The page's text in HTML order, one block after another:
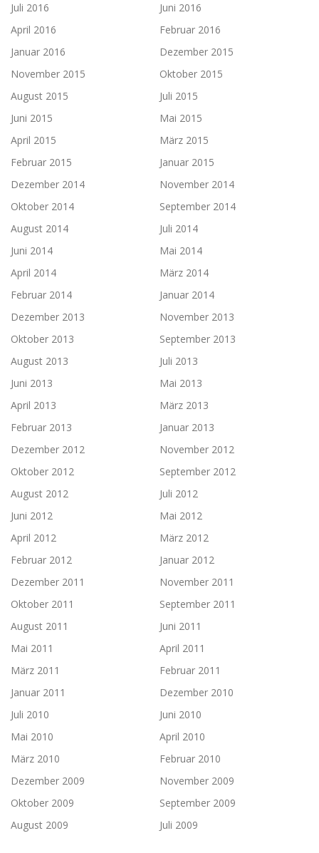
Juli 2016
Juni 2016
April 2016
Februar 2016
Januar 2016
Dezember 2015
November 2015
Oktober 2015
August 2015
Juli 2015
Juni 2015
Mai 2015
April 2015
März 2015
Februar 2015
Januar 2015
Dezember 2014
November 2014
Oktober 2014
September 2014
August 2014
Juli 2014
Juni 2014
Mai 2014
April 2014
März 2014
Februar 2014
Januar 2014
Dezember 2013
November 2013
Oktober 2013
September 2013
August 2013
Juli 2013
Juni 2013
Mai 2013
April 2013
März 2013
Februar 2013
Januar 2013
Dezember 2012
November 2012
Oktober 2012
September 2012
August 2012
Juli 2012
Juni 2012
Mai 2012
April 2012
März 2012
Februar 2012
Januar 2012
Dezember 2011
November 2011
Oktober 2011
September 2011
August 2011
Juni 2011
Mai 2011
April 2011
März 2011
Februar 2011
Januar 2011
Dezember 2010
Juli 2010
Juni 2010
Mai 2010
April 2010
März 2010
Februar 2010
Dezember 2009
November 2009
Oktober 2009
September 2009
August 2009
Juli 2009